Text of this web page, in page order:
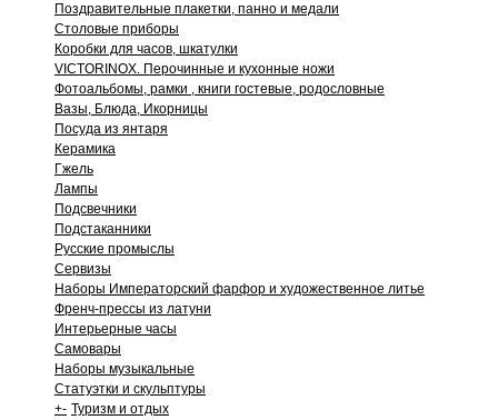
Поздравительные плакетки, панно и медали
Столовые приборы
Коробки для часов, шкатулки
VICTORINOX. Перочинные и кухонные ножи
Фотоальбомы, рамки , книги гостевые, родословные
Вазы, Блюда, Икорницы
Посуда из янтаря
Керамика
Гжель
Лампы
Подсвечники
Подстаканники
Русские промыслы
Сервизы
Наборы Императорский фарфор и художественное литье
Френч-прессы из латуни
Интерьерные часы
Самовары
Наборы музыкальные
Статуэтки и скульптуры
+- Туризм и отдых